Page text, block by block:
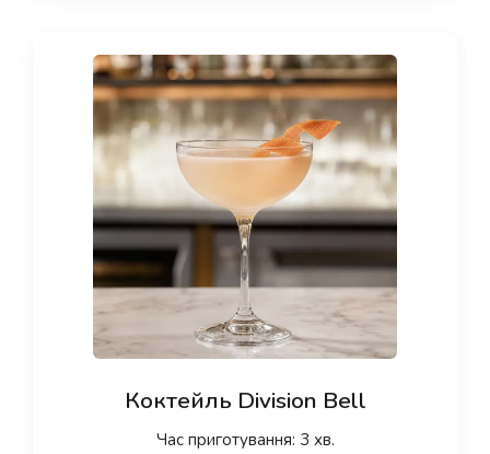
Коктейль Division Bell
Час приготування: 3 хв.